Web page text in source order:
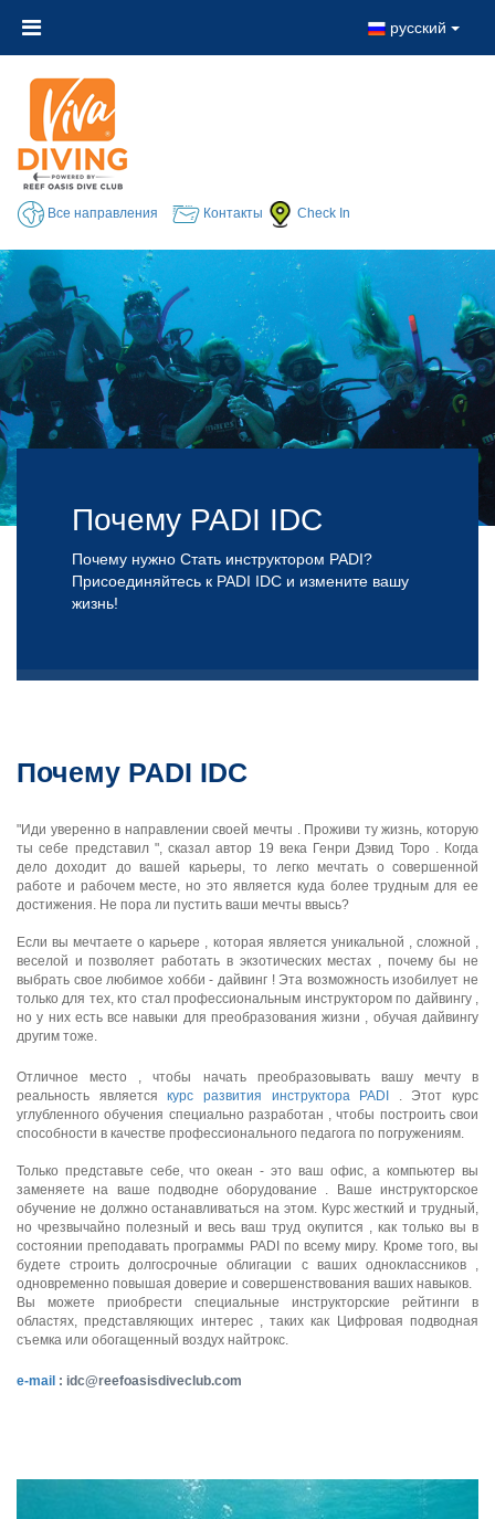
русский
Все направления Контакты Check In
Почему PADI IDC
Почему нужно Стать инструктором PADI?
Присоединяйтесь к PADI IDC и измените вашу
жизнь!
Почему PADI IDC
"Иди уверенно в направлении своей мечты . Проживи ту жизнь, которую
ты себе представил ", сказал автор 19 века Генри Дэвид Торо . Когда
дело доходит до вашей карьеры, то легко мечтать о совершенной
работе и рабочем месте, но это является куда более трудным для ее
достижения. Не пора ли пустить ваши мечты ввысь?
Если вы мечтаете о карьере , которая является уникальной , сложной ,
веселой и позволяет работать в экзотических местах , почему бы не
выбрать свое любимое хобби - дайвинг ! Эта возможность изобилует не
только для тех, кто стал профессиональным инструктором по дайвингу ,
но у них есть все навыки для преобразования жизни , обучая дайвингу
другим тоже.
Отличное место , чтобы начать преобразовывать вашу мечту в
реальность являетсякурс развития инструктора PADI
. Этот курс
углубленного обучения специально разработан , чтобы построить свои
способности в качестве профессионального педагога по погружениям.
Только представьте себе, что океан - это ваш офис, а компьютер вы
заменяете на ваше подводне оборудование . Ваше инструкторское
обучение не должно останавливаться на этом. Курс жесткий и трудный,
но чрезвычайно полезный и весь ваш труд окупится , как только вы в
состоянии преподавать программы PADI по всему миру. Кроме того, вы
будете строить долгосрочные облигации с ваших одноклассников ,
одновременно повышая доверие и совершенствования ваших навыков.
Вы можете приобрести специальные инструкторские рейтинги в
областях, представляющих интерес , таких как Цифровая подводная
съемка или обогащенный воздух найтрокс.
e-mail : idc@reefoasisdiveclub.com